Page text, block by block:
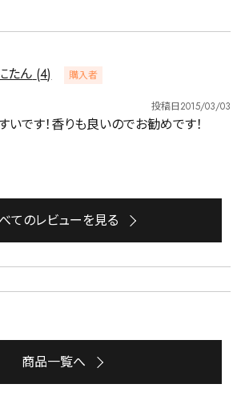
探す
たん 4
購入者
投稿日2015/03/03
いです！香りも良いのでお勧めです！
てのレビューを見る
商品一覧へ